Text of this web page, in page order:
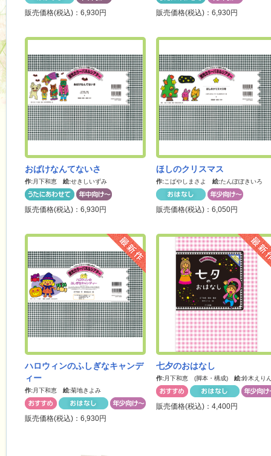
販売価格(税込)：6,930円 販売価格(税込)：6,930円
おばけなんてないさ
作:月下和恵 絵:せきしいずみ
販売価格(税込)：6,930円
ほしのクリスマス
作:こばやしまさよ 絵:たんぽぽきいろ
販売価格(税込)：6,050円
最新作
ハロウィンのふしぎなキャンデ
ィー
作:月下和恵 絵:菊地きよみ
販売価格(税込)：6,930円
七夕のおはなし
作:月下和恵 (脚本・構成) 絵:鈴木えり
販売価格(税込)：4,400円